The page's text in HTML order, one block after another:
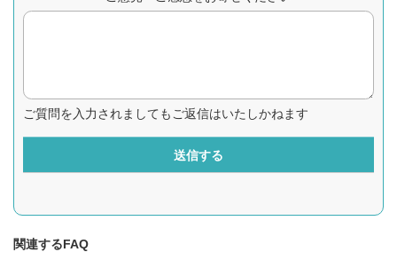
ご質問を入力されましてもご返信はいたしかねます
送信する
関連するFAQ